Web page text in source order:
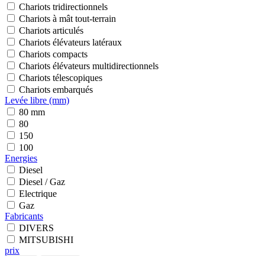
Chariots tridirectionnels
Chariots à mât tout-terrain
Chariots articulés
Chariots élévateurs latéraux
Chariots compacts
Chariots élévateurs multidirectionnels
Chariots télescopiques
Chariots embarqués
Levée libre (mm)
80 mm
80
150
100
Energies
Diesel
Diesel / Gaz
Electrique
Gaz
Fabricants
DIVERS
MITSUBISHI
prix